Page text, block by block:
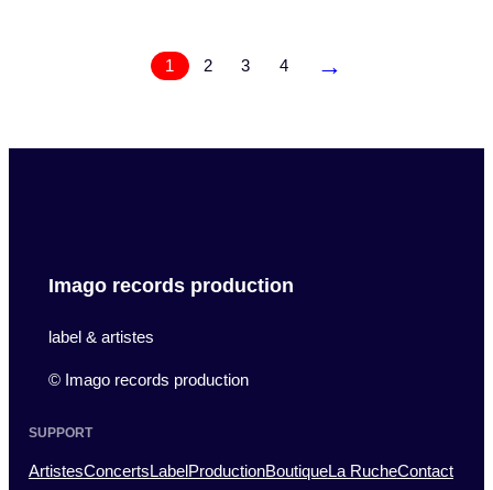
1 2 3 4 →
Imago records production
label & artistes
© Imago records production
SUPPORT
ArtistesConcertsLabelProductionBoutiqueLa RucheContact